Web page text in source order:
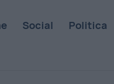
Social Politica